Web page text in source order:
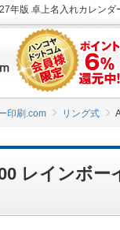
年版 卓上名入れカレン
印刷.com リング式
レインボー